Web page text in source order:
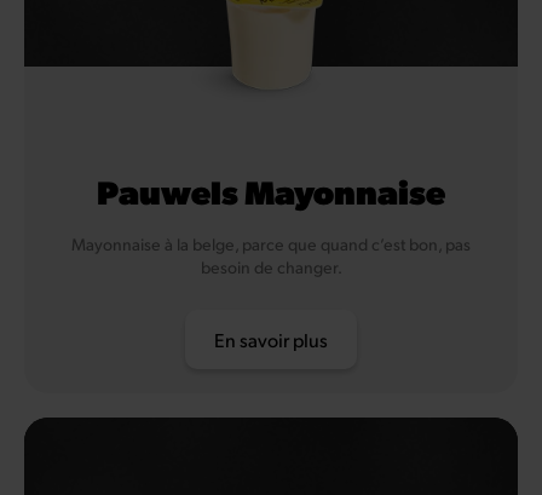
Pauwels Mayonnaise
Mayonnaise à la belge, parce que quand c’est bon, pas
besoin de changer.
En savoir plus